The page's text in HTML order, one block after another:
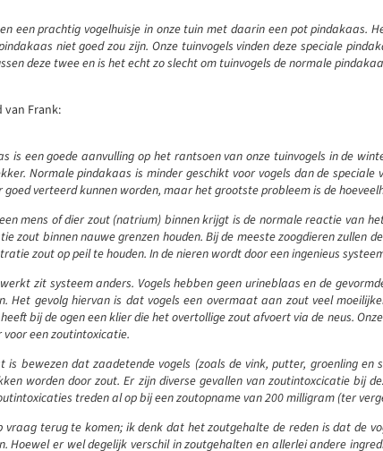
een prachtig vogelhuisje in onze tuin met daarin een pot pindakaas.
niet goed zou zijn. Onze tuinvogels vinden deze speciale
deze twee en is het echt zo slecht om tuinvogels de normale
Frank:
is een goede aanvulling op het rantsoen van onze tuinvogels in de
Normale pindakaas is minder geschikt voor vogels dan de
goed verteerd kunnen worden, maar het grootste probleem is de
mens of dier zout (natrium) binnen krijgt is de normale reactie van
zout binnen nauwe grenzen houden. Bij de meeste zoogdieren zullen
zout op peil te houden. In de nieren wordt door een ingenieus
zit systeem anders. Vogels hebben geen urineblaas en de
Het gevolg hiervan is dat vogels een overmaat aan zout veel
bij de ogen een klier die het overtollige zout afvoert via de neus.
voor een zoutintoxicatie.
is bewezen dat zaadetende vogels (zoals de vink, putter, groenling
worden door zout. Er zijn diverse gevallen van zoutintoxcicatie bij
treden al op bij een zoutopname van 200 milligram (ter
vraag terug te komen; ik denk dat het zoutgehalte de reden is dat de
Hoewel er wel degelijk verschil in zoutgehalten en allerlei andere